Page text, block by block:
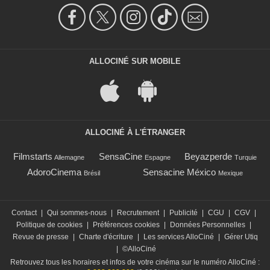
ALLOCINÉ SUR MOBILE
ALLOCINÉ À L'ÉTRANGER
Filmstarts Allemagne SensaCine Espagne Beyazperde Turquie
AdoroCinema Brésil Sensacine México Mexique
Contact Qui sommes-nous Recrutement Publicité CGU CGV
Politique de cookies
Préférences cookies Données Personnelles
Revue de presse
Charte d'écriture Les services AlloCiné
Gérer Utiq
©AlloCiné
Retrouvez tous les horaires et infos de votre cinéma sur le numéro AlloCiné :